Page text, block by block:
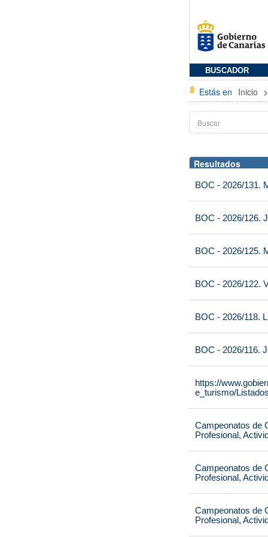
BUSCADOR
Estás en Inicio
Resultados
BOC - 2026/131.
BOC - 2026/126.
BOC - 2026/125.
BOC - 2026/122.
BOC - 2026/118.
BOC - 2026/116.
https://
e_turismo/
Campeonatos de
Profesional,
Campeonatos de
Profesional,
Campeonatos de
Profesional,